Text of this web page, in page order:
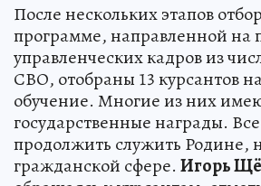
После нескольких этапов
программе, направленной на
управленческих кадров из
СВО, отобраны 13 курсантов
обучение. Многие из них
государственные награды.
продолжить служить Родине,
гражданской сфере. Игорь